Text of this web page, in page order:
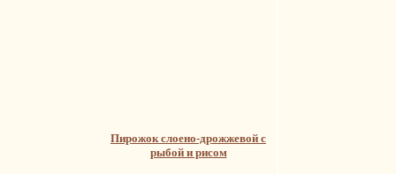
Пирожок слоено-дрожжевой с
рыбой и рисом